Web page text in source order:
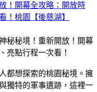
！開幕全攻略：開放時
！桃園【後慈湖】
都想探索的桃園秘境。擁
獨特的軍事遺跡，這裡一